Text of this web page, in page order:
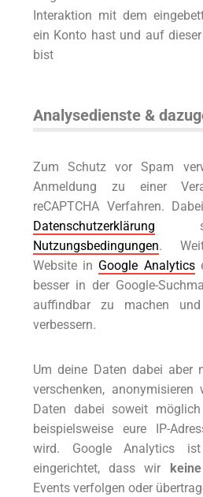
Interaktion mit dem
ein Konto hast und auf
bist
Analysedienste &
Zum Schutz vor Spam
Anmeldung zu einer
reCAPTCHA Verfahren.
Datenschutzerklärung
Nutzungsbedingungen.
Website in Google Analytics
besser in der Google-
auffindbar zu machen
verbessern.
Um deine Daten dabei aber
verschenken,
Daten dabei soweit
beispielsweise eure IP-
wird. Google Analytics
eingerichtet, dass wir keine
Events verfolgen oder